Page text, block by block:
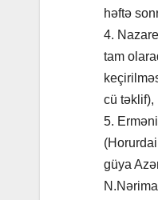
həftə
4.
tam
cü təklif),
5.
güya